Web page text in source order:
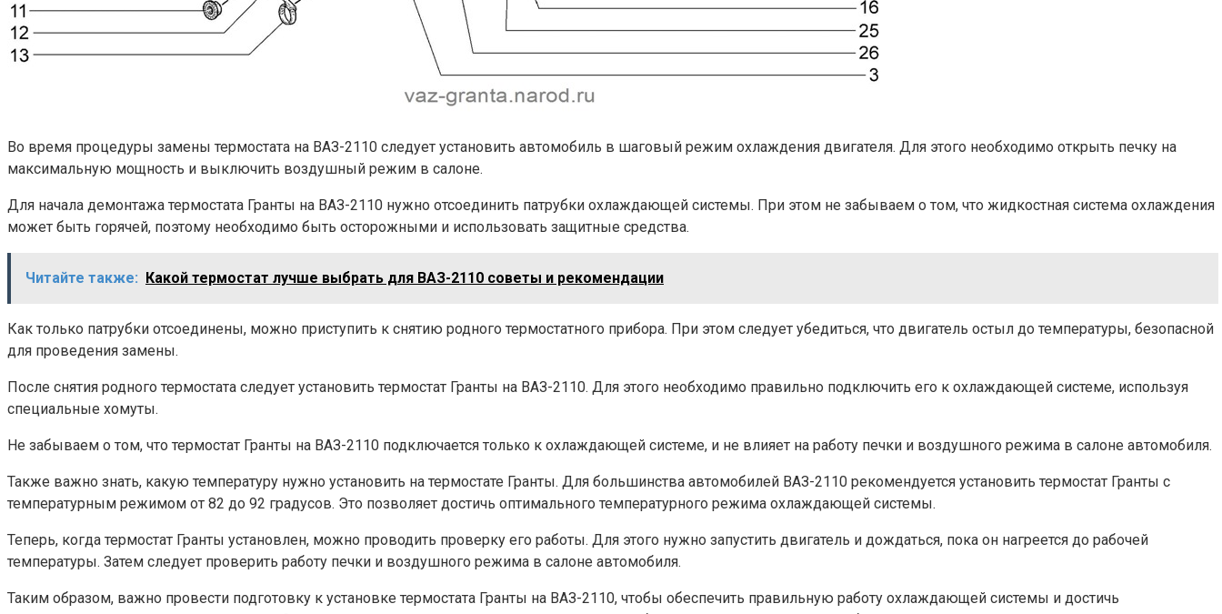
Во время процедуры замены термостата на ВАЗ-2110 следует установить автомобиль в шаговый режим охлаждения двигателя. Для этого необходимо открыть печку на
максимальную мощность и выключить воздушный режим в салоне.
Для начала демонтажа термостата Гранты на ВАЗ-2110 нужно отсоединить патрубки охлаждающей системы. При этом не забываем о том, что жидкостная система охлаждения
может быть горячей, поэтому необходимо быть осторожными и использовать защитные средства.
Читайте также: Какой термостат лучше выбрать для ВАЗ-2110 советы и рекомендации
Как только патрубки отсоединены, можно приступить к снятию родного термостатного прибора. При этом следует убедиться, что двигатель остыл до температуры, безопасной
для проведения замены.
После снятия родного термостата следует установить термостат Гранты на ВАЗ-2110. Для этого необходимо правильно подключить его к охлаждающей системе, используя
специальные хомуты.
Не забываем о том, что термостат Гранты на ВАЗ-2110 подключается только к охлаждающей системе, и не влияет на работу печки и воздушного режима в салоне автомобиля.
Также важно знать, какую температуру нужно установить на термостате Гранты. Для большинства автомобилей ВАЗ-2110 рекомендуется установить термостат Гранты с
температурным режимом от 82 до 92 градусов. Это позволяет достичь оптимального температурного режима охлаждающей системы.
Теперь, когда термостат Гранты установлен, можно проводить проверку его работы. Для этого нужно запустить двигатель и дождаться, пока он нагреется до рабочей
температуры. Затем следует проверить работу печки и воздушного режима в салоне автомобиля.
Таким образом, важно провести подготовку к установке термостата Гранты на ВАЗ-2110, чтобы обеспечить правильную работу охлаждающей системы и достичь